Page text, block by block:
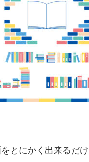
とにかく出来るだけ